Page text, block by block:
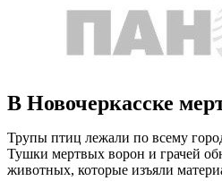
В Новочеркасске
Трупы птиц лежали по всему
Тушки мертвых ворон и грачей
животных, которые изъяли